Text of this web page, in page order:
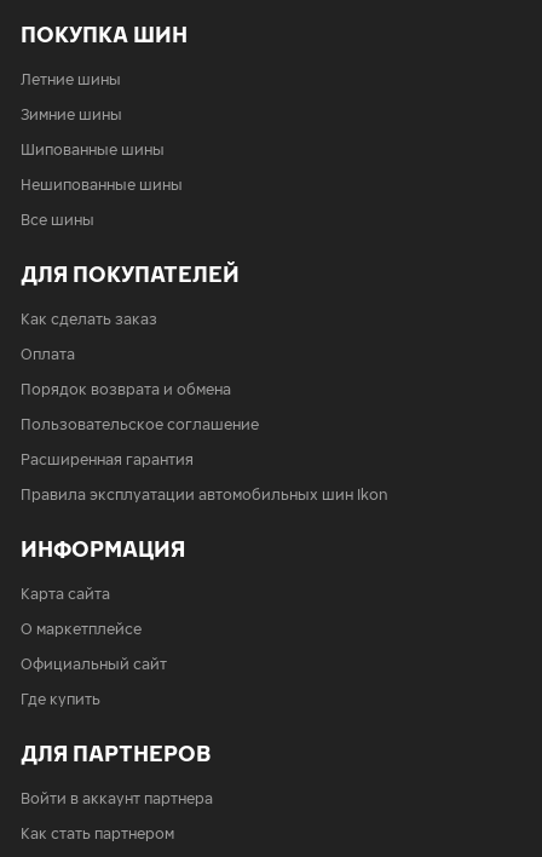
ПОКУПКА ШИН
Летние шины
Зимние шины
Шипованные шины
Нешипованные шины
Все шины
ДЛЯ ПОКУПАТЕЛЕЙ
Как сделать заказ
Оплата
Порядок возврата и обмена
Пользовательское соглашение
Расширенная гарантия
Правила эксплуатации автомобильных шин Ikon
ИНФОРМАЦИЯ
Карта сайта
О маркетплейсе
Официальный сайт
Где купить
ДЛЯ ПАРТНЕРОВ
Войти в аккаунт партнера
Как стать партнером